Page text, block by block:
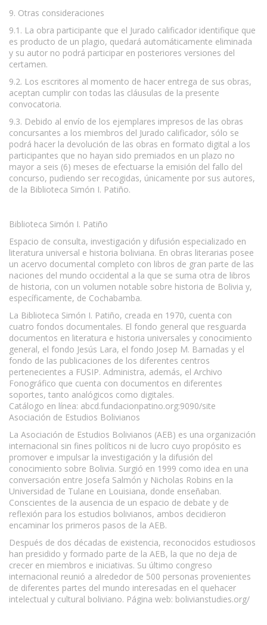
9. Otras consideraciones
9.1. La obra participante que el Jurado calificador identifique que
es producto de un plagio, quedará automáticamente eliminada
y su autor no podrá participar en posteriores versiones del
certamen.
9.2. Los escritores al momento de hacer entrega de sus obras,
aceptan cumplir con todas las cláusulas de la presente
convocatoria.
9.3. Debido al envío de los ejemplares impresos de las obras
concursantes a los miembros del Jurado calificador, sólo se
podrá hacer la devolución de las obras en formato digital a los
participantes que no hayan sido premiados en un plazo no
mayor a seis (6) meses de efectuarse la emisión del fallo del
concurso, pudiendo ser recogidas, únicamente por sus autores,
de la Biblioteca Simón I. Patiño.
Biblioteca Simón I. Patiño
Espacio de consulta, investigación y difusión especializado en
literatura universal e historia boliviana. En obras literarias posee
un acervo documental completo con libros de gran parte de las
naciones del mundo occidental a la que se suma otra de libros
de historia, con un volumen notable sobre historia de Bolivia y,
específicamente, de Cochabamba.
La Biblioteca Simón I. Patiño, creada en 1970, cuenta con
cuatro fondos documentales. El fondo general que resguarda
documentos en literatura e historia universales y conocimiento
general, el fondo Jesús Lara, el fondo Josep M. Barnadas y el
fondo de las publicaciones de los diferentes centros
pertenecientes a FUSIP. Administra, además, el Archivo
Fonográfico que cuenta con documentos en diferentes
soportes, tanto analógicos como digitales.
Catálogo en línea: abcd.fundacionpatino.org:9090/site
Asociación de Estudios Bolivianos
La Asociación de Estudios Bolivianos (AEB) es una organización
internacional sin fines políticos ni de lucro cuyo propósito es
promover e impulsar la investigación y la difusión del
conocimiento sobre Bolivia. Surgió en 1999 como idea en una
conversación entre Josefa Salmón y Nicholas Robins en la
Universidad de Tulane en Louisiana, donde enseñaban.
Conscientes de la ausencia de un espacio de debate y de
reflexión para los estudios bolivianos, ambos decidieron
encaminar los primeros pasos de la AEB.
Después de dos décadas de existencia, reconocidos estudiosos
han presidido y formado parte de la AEB, la que no deja de
crecer en miembros e iniciativas. Su último congreso
internacional reunió a alrededor de 500 personas provenientes
de diferentes partes del mundo interesadas en el quehacer
intelectual y cultural boliviano. Página web: bolivianstudies.org/